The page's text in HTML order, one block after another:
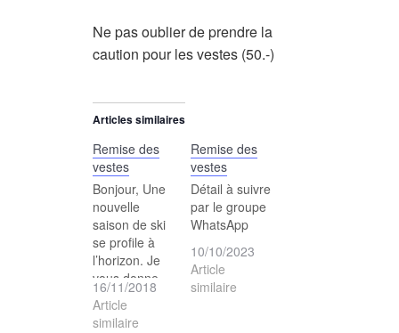
Ne pas oublier de prendre la
caution pour les vestes (50.-)
Articles similaires
Remise des
vestes
Bonjour, Une
nouvelle
saison de ski
se profile à
l’horizon. Je
vous donne
rendez-vous
le jeudi 29
16/11/2018
Article
similaire
Remise des
vestes
Détail à suivre
par le groupe
WhatsApp
10/10/2023
Article
similaire